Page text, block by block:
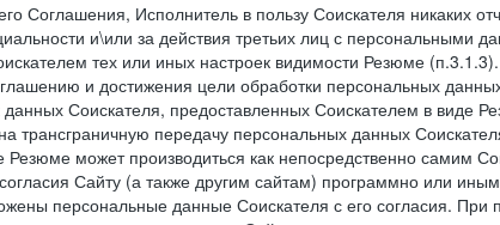
Соглашения, Исполнитель в пользу Соискателя никаких
и\или за действия третьих лиц с
тех или иных настроек видимости Резюме (п.3.1.3).
и достижения цели обработки персональных
Соискателя, предоставленных Соискателем в
трансграничную передачу персональных данных
может производиться как непосредственно самим
Сайту (а также другим сайтам) программно или
персональные данные Соискателя с его согласия. При